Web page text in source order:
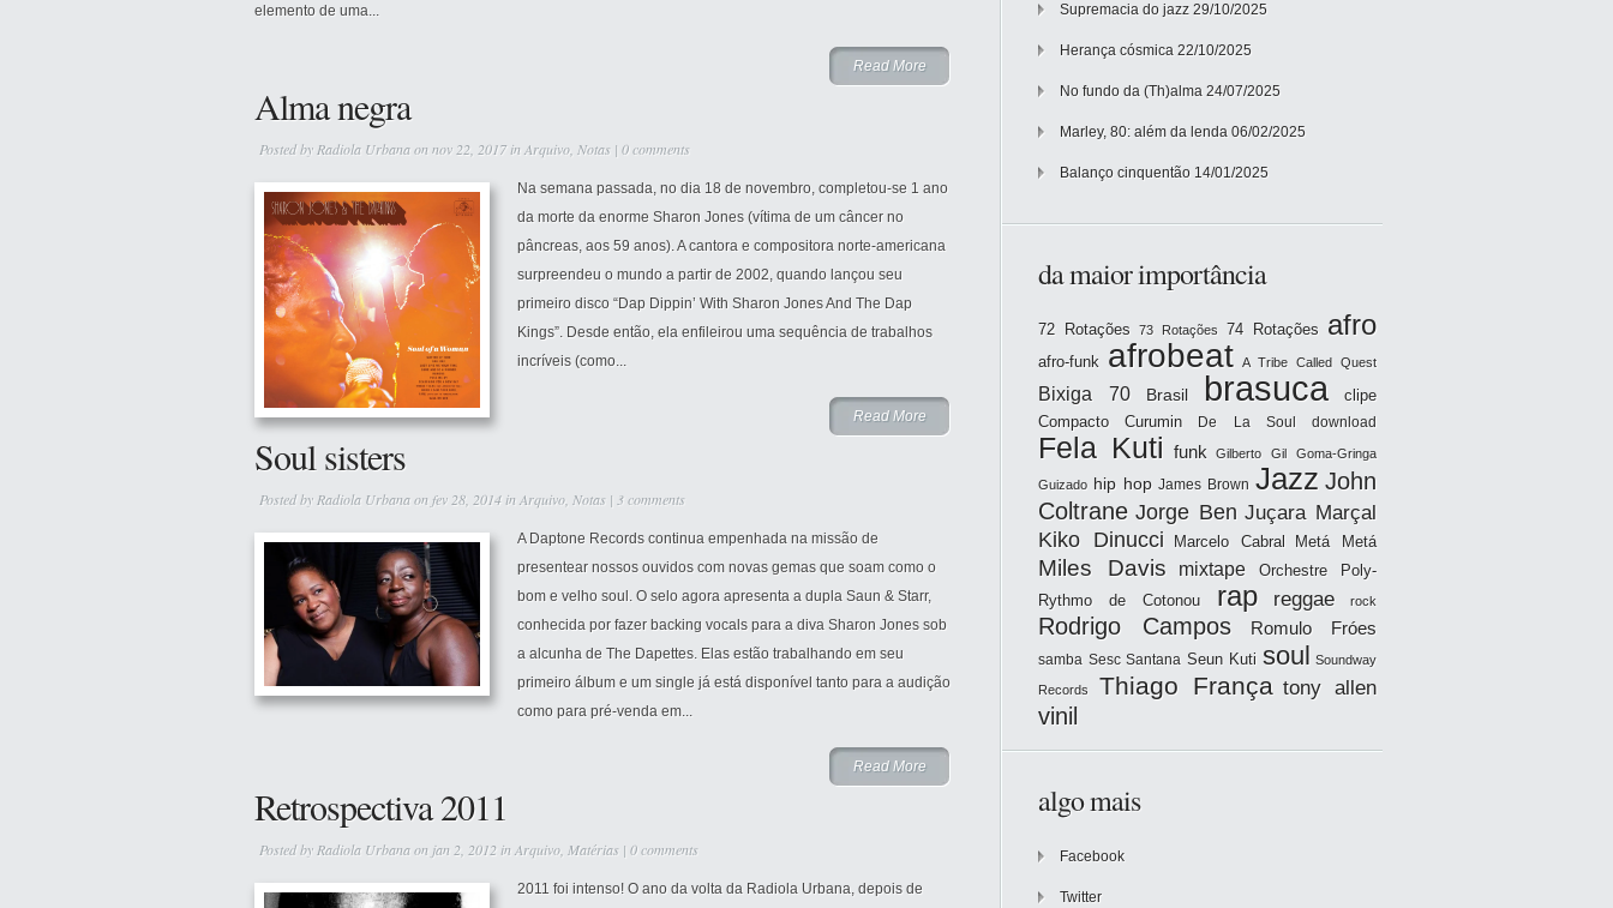
elemento de uma...
Read More
Alma negra
Posted by Radiola Urbanaon nov 22, 2017 inArquivo Notas | 0 comments
Na semana passada, no dia 18 de novembro, completou-se 1 ano
da morte da enorme Sharon Jones (vítima de um câncer no
pâncreas, aos 59 anos). A cantora e compositora norte-americana
surpreendeu o mundo a partir de 2002, quando lançou seu
primeiro disco “Dap Dippin’ With Sharon Jones And The Dap
Kings”. Desde então, ela enfileirou uma sequência de trabalhos
incríveis (como...
Read More
Soul sisters
Posted by Radiola Urbanaon fev 28, 2014 inArquivo Notas | 3 comments
A Daptone Records continua empenhada na missão de
presentear nossos ouvidos com novas gemas que soam como o
bom e velho soul. O selo agora apresenta a dupla Saun & Starr,
conhecida por fazer backing vocals para a diva Sharon Jones sob
a alcunha de The Dapettes. Elas estão trabalhando em seu
primeiro álbum e um single já está disponível tanto para a audição
como para pré-venda em...
Read More
Retrospectiva 2011
Posted by Radiola Urbanaon jan 2, 2012 inArquivo Matérias | 0 comments
2011 foi intenso! O ano da volta da Radiola Urbana, depois de
Supremacia do jazz 29/10/2025
Herança cósmica 22/10/2025
No fundo da (Th)alma 24/07/2025
Marley, 80: além da lenda 06/02/2025
Balanço cinquentão 14/01/2025
da maior importância
72 Rotações 73 Rotações 74 Rotações afro
afro-funk afrobeat A Tribe Called Quest
Bixiga 70 Brasil brasuca
clipe
Compacto
Curumin De La Soul download
Fela Kuti funk Gilberto Gil Goma-Gringa
Guizado hip hop James Brown Jazz John
Coltrane Jorge Ben Juçara Marçal
Kiko Dinucci Marcelo Cabral Metá Metá
Miles Davis mixtape
Orchestre Poly-
Rythmo de Cotonou
rap reggae rock
Rodrigo Campos Romulo Fróes
samba Sesc Santana Seun Kuti soul Soundway
Records Thiago França tony allen
vinil
algo mais
Facebook
Twitter